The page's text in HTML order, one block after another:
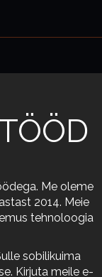
Me oleme
2014. Meie
tehnoloogia
sobilikuima
Kirjuta meile e-